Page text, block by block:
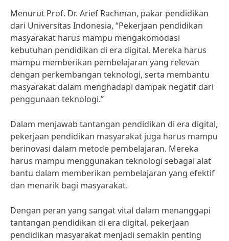
Menurut Prof. Dr. Arief Rachman, pakar pendidikan
dari Universitas Indonesia, “Pekerjaan pendidikan
masyarakat harus mampu mengakomodasi
kebutuhan pendidikan di era digital. Mereka harus
mampu memberikan pembelajaran yang relevan
dengan perkembangan teknologi, serta membantu
masyarakat dalam menghadapi dampak negatif dari
penggunaan teknologi.”
Dalam menjawab tantangan pendidikan di era digital,
pekerjaan pendidikan masyarakat juga harus mampu
berinovasi dalam metode pembelajaran. Mereka
harus mampu menggunakan teknologi sebagai alat
bantu dalam memberikan pembelajaran yang efektif
dan menarik bagi masyarakat.
Dengan peran yang sangat vital dalam menanggapi
tantangan pendidikan di era digital, pekerjaan
pendidikan masyarakat menjadi semakin penting